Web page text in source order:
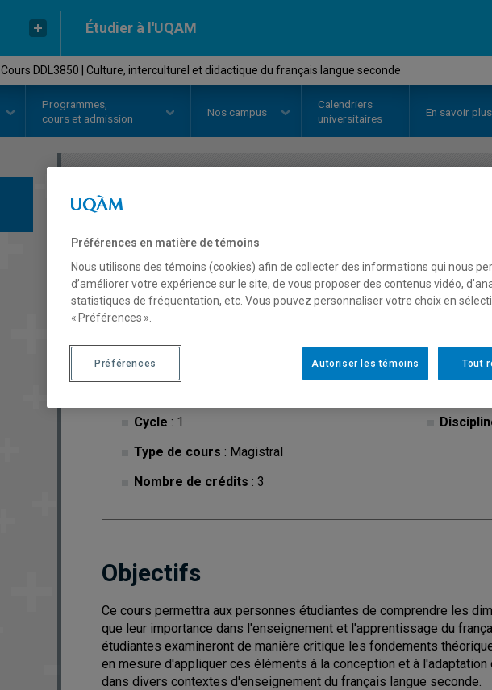
Étudier à l'UQAM
Cours DDL3850 | Culture, interculturel et didactique du français langue seconde
Programmes,
cours et admission
Nos campus
Calendriers
universitaires
En savoir plus
COURS
Culture,
du français langue
Description Horaire - Été 2026 Horaire
Cycle : 1
Type de cours : Magistral
Nombre de crédits : 3
Objectifs
Ce cours permettra aux personnes étudiantes de comprendre les
que leur importance dans l'enseignement et l'apprentissage du
étudiantes examineront de manière critique les fondements
en mesure d'appliquer ces éléments à la conception et à
dans divers contextes d'enseignement du français langue seconde.
Préférences en matière de témoins
Nous utilisons des témoins (cookies) afin de collecter des informations qui nous
d’améliorer votre expérience sur le site, de vous proposer des contenus vidéo,
statistiques de fréquentation, etc. Vous pouvez personnaliser votre choix en
« Préférences ».
Tout
Autoriser les témoins
Préférences